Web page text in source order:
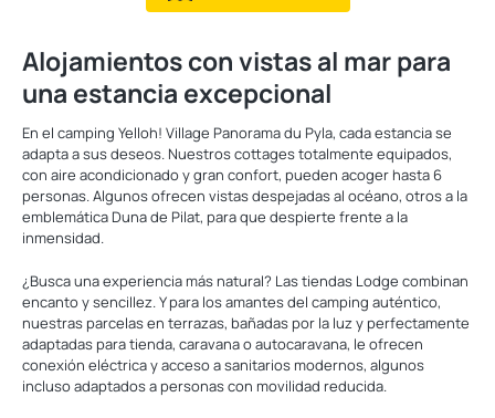
Alojamientos con vistas al mar para
una estancia excepcional
En el camping Yelloh! Village Panorama du Pyla, cada estancia se
adapta a sus deseos. Nuestros cottages totalmente equipados,
con aire acondicionado y gran confort, pueden acoger hasta 6
personas. Algunos ofrecen vistas despejadas al océano, otros a la
emblemática Duna de Pilat, para que despierte frente a la
inmensidad.
¿Busca una experiencia más natural? Las tiendas Lodge combinan
encanto y sencillez. Y para los amantes del camping auténtico,
nuestras parcelas en terrazas, bañadas por la luz y perfectamente
adaptadas para tienda, caravana o autocaravana, le ofrecen
conexión eléctrica y acceso a sanitarios modernos, algunos
incluso adaptados a personas con movilidad reducida.